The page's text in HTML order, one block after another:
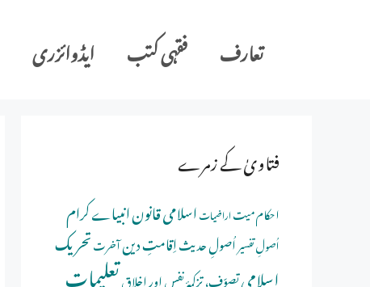
تعارف فقہی کتب ایڈوائزری
فتاویٰ کے زمرے
احکام میتاراضیاتاسلامی قانونانبیاے کرام
اُصولِ تفسیراُصولِ حدیثاِقامتِ دینآخرتتحریک
اسلامیتصوّف، تزکیۂ نفس اور اخلاقتعلیمات